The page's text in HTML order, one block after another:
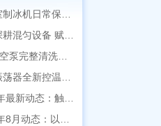
机日常保养要点
赋能科研实验稳定开展
（临海永昊真空泵实操指南）
新控温升级技术介绍
升级与低温干燥新方案落地
质沉淀夯实实验室设备合规根基